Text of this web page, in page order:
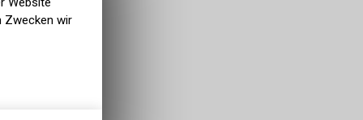
Zwecken wir